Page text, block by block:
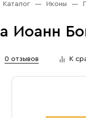
Церковная утварь
Иконы
Каталог Иконы
Иоанн
0 отзывов К